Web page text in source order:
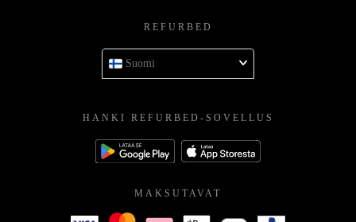
REFURBED
Suomi
HANKI REFURBED-SOVELLUS
MAKSUTAVAT